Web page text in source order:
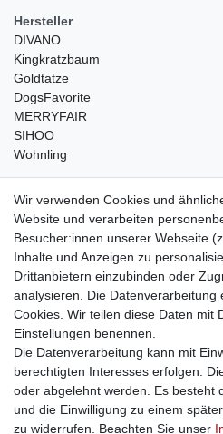
Hersteller
DIVANO
Kingkratzbaum
Goldtatze
DogsFavorite
MERRYFAIR
SIHOO
Wohnling
weitere Shops
traumlampen- Lampen und
kinderwagencenter- Exklusive
gastrogeraete24- alles für
soziale Medien
Facebook
sicher einkaufen
Wir verwenden Cookies und
Website und verarbeiten
Besucher:innen unserer Webseite
Inhalte und Anzeigen zu
Drittanbietern einzubinden oder
analysieren. Die Datenverarbeitung
Cookies. Wir teilen diese Daten mit
Einstellungen benennen.
Die Datenverarbeitung kann mit
berechtigten Interesses erfolgen.
oder abgelehnt werden. Es besteht
und die Einwilligung zu einem
zu widerrufen. Beachten Sie unser